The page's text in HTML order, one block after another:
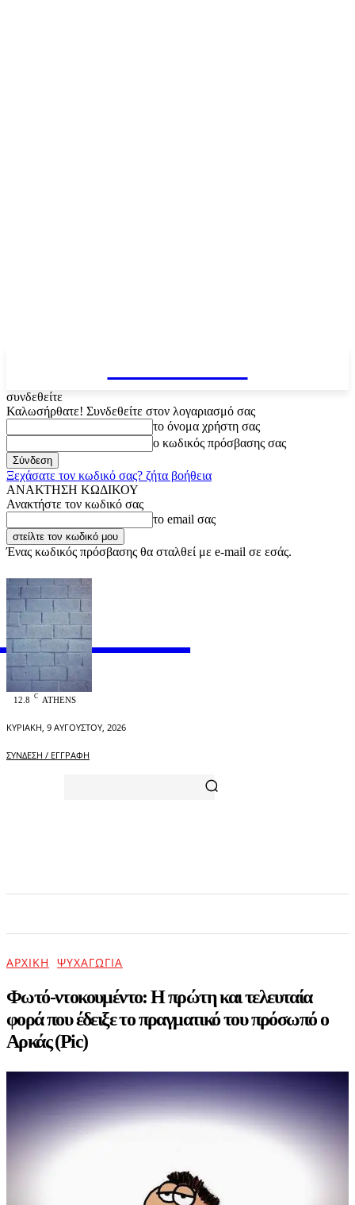
συνδεθείτε
Καλωσήρθατε! Συνδεθείτε στον λογαριασμό σας
το όνομα χρήστη σας
ο κωδικός πρόσβασης σας
Ξεχάσατε τον κωδικό σας? ζήτα βοήθεια
ΑΝΑΚΤΗΣΗ ΚΩΔΙΚΟΥ
Ανακτήστε τον κωδικό σας
το email σας
Ένας κωδικός πρόσβασης θα σταλθεί με e-mail σε εσάς.
OFFICIAL
12.8 C ATHENS
ΚΥΡΙΑΚΉ, 9 ΑΥΓΟΎΣΤΟΥ, 2026
ΣΎΝΔΕΣΗ / ΕΓΓΡΑΦΉ
ΑΡΧΙΚΉ ΨΥΧΑΓΩΓΊΑ
Φωτό-ντοκουμέντο: Η πρώτη και τελευταία
φορά που έδειξε το πραγματικό του πρόσωπό ο
Αρκάς (Pic)